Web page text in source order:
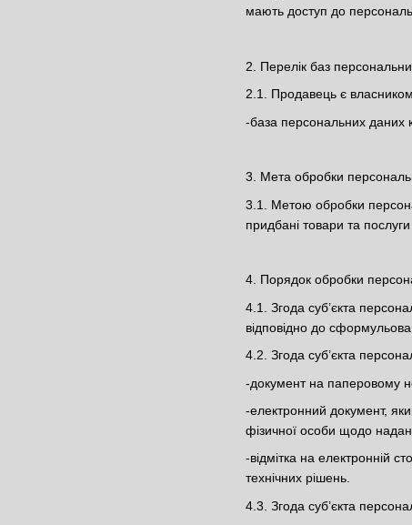
мають доступ до
2. Перелік баз
2.1. Продавець є
-база персональних даних
3. Мета обробки
3.1. Метою обробки
придбані товари та
4. Порядок обробки
4.1. Згода суб’єкта
відповідно до
4.2. Згода суб’єкта
-документ на паперовому
-електронний документ,
фізичної особи щодо
-відмітка на електронній
технічних рішень.
4.3. Згода суб’єкта